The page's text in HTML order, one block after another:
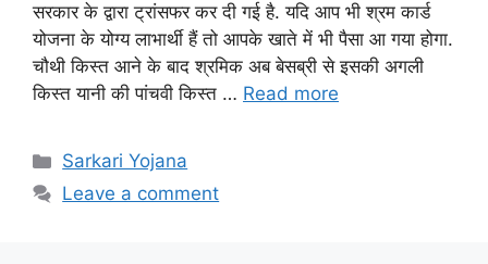
सरकार के द्वारा ट्रांसफर कर दी गई है. यदि आप भी श्रम कार्ड
योजना के योग्य लाभार्थी हैं तो आपके खाते में भी पैसा आ गया होगा.
चौथी किस्त आने के बाद श्रमिक अब बेसब्री से इसकी अगली
किस्त यानी की पांचवी किस्त … Read more
Categories
Sarkari Yojana
Leave a comment